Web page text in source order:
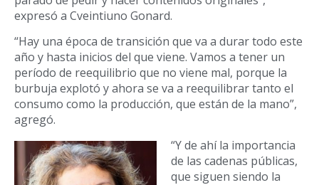
expresó a Cveintiuno Gonard.
“Hay una época de transición que va a durar todo este
año y hasta inicios del que viene. Vamos a tener un
período de reequilibrio que no viene mal, porque la
burbuja explotó y ahora se va a reequilibrar tanto el
consumo como la producción, que están de la mano”,
agregó.
“Y de ahí la importancia
de las cadenas públicas,
que siguen siendo la